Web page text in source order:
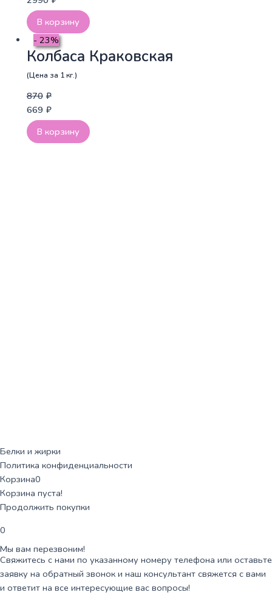
В корзину
- 23%
Колбаса Краковская
(Цена за 1 кг.)
870 ₽
669 ₽
В корзину
Белки и жирки
Политика конфиденциальности
Корзина0
Корзина пуста!
Продолжить покупки
0
Мы вам перезвоним!
Свяжитесь с нами по указанному номеру телефона или оставьте
заявку на обратный звонок и наш консультант свяжется с вами
и ответит на все интересующие вас вопросы!